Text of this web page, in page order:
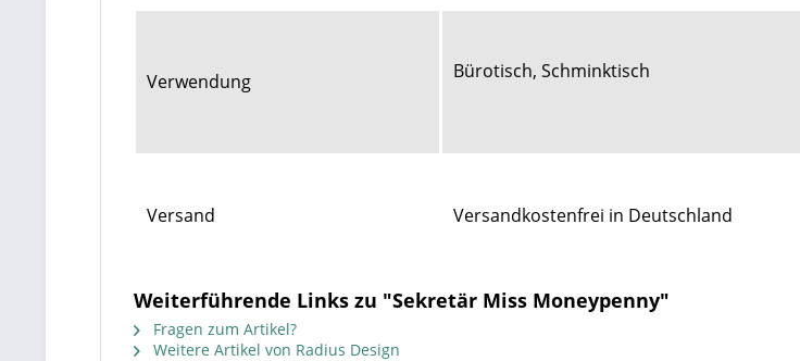
Verwendung Bürotisch, Schminktisch
Versand Versandkostenfrei in Deutschland
Weiterführende Links zu "Sekretär Miss Moneypenny"
Fragen zum Artikel?
Weitere Artikel von Radius Design